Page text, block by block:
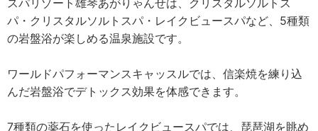
スパリゾート雄琴あがりゃんせは、クリスタルソルトス
パ・クリスタルソルトスパ・レイクビュースパなど、5種類
の岩盤浴が楽しめる温泉施設です。
ワールドパフォーマンスキャッスルでは、信楽焼を練り込
んだ岩盤浴でデトックス効果を体感できます。
7種類の薬石を使ったレイクビュースパでは、琵琶湖を眺め